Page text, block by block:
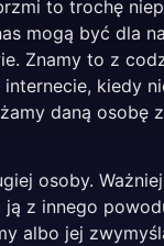
to trochę
mogą być dla
Znamy to z
kiedy
daną osobę
osoby.
z innego
albo jej